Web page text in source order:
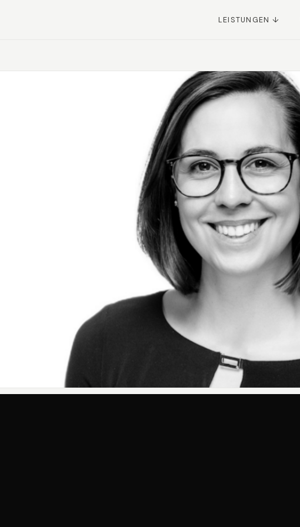
LEISTUNGEN ↓